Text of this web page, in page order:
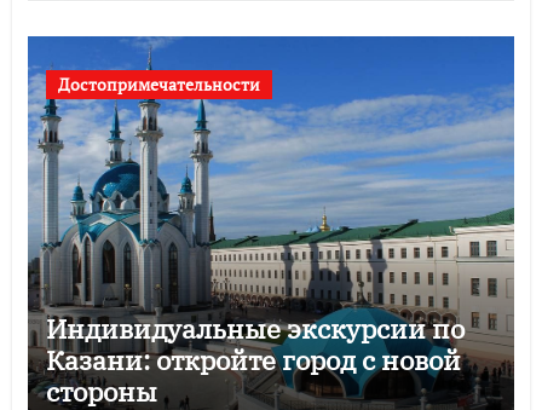
Достопримечательности
Индивидуальные экскурсии по
Казани: откройте город с новой
стороны